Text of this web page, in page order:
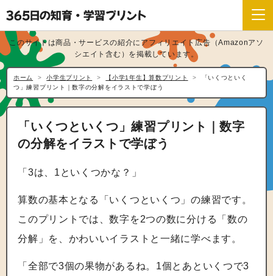
このサイトは商品・サービスの紹介にアフィリエイト広告（Amazonアソ
シエイト含む）を掲載しています。
ホーム 小学生プリント 【小学1年生】算数プリント
「いくつといく
つ」練習プリント｜数字の分解をイラストで学ぼう
「いくつといくつ」練習プリント｜数字
の分解をイラストで学ぼう
「3は、1といくつかな？」
算数の基本となる「いくつといくつ」の練習です。
このプリントでは、数字を2つの数に分ける「数の
分解」を、かわいいイラストと一緒に学べます。
「全部で3個の果物があるね。1個とあといくつで3